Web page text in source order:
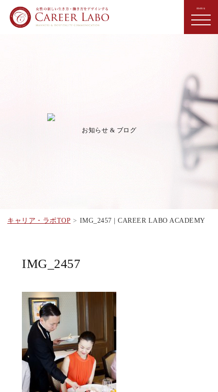
お知らせ & ブログ
キャリア・ラボTOP IMG_2457 | CAREER LABO ACADEMY
IMG_2457